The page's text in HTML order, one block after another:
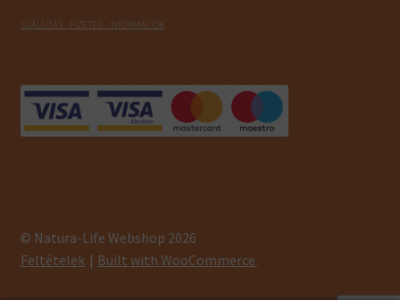
SZÁLLÍTÁS - FIZETÉS - INFORMÁCIÓK
© Natura-Life Webshop 2026
Feltételek
Built with WooCommerce.